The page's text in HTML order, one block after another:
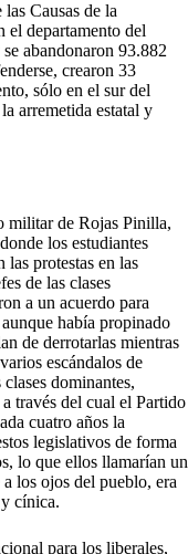
Causas de la
el departamento del
abandonaron 93.882
crearon 33
sólo en el sur del
arremetida estatal y
militar de Rojas Pinilla,
los estudiantes
protestas en las
de las clases
a un acuerdo para
había propinado
de derrotarlas mientras
escándalos de
dominantes,
través del cual el Partido
cuatro años la
legislativos de forma
lo que ellos llamarían un
los ojos del pueblo, era
cínica.
para los liberales,